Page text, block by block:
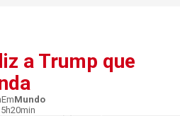
a Trump que
EmMundo